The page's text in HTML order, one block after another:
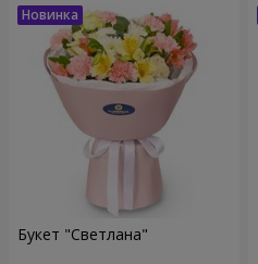
Букет "Светлана"